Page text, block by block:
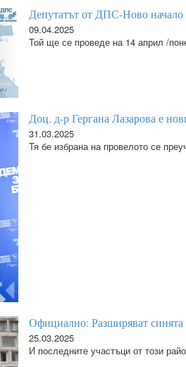
Депутатът от ДПС-Ново
09.04.2025
Той ще се проведе на 14 април /
Доц. д-р Гергана Лазарова е
31.03.2025
Тя бе избрана на провелото се
Официално: Разширяват
25.03.2025
И последните участъци от този